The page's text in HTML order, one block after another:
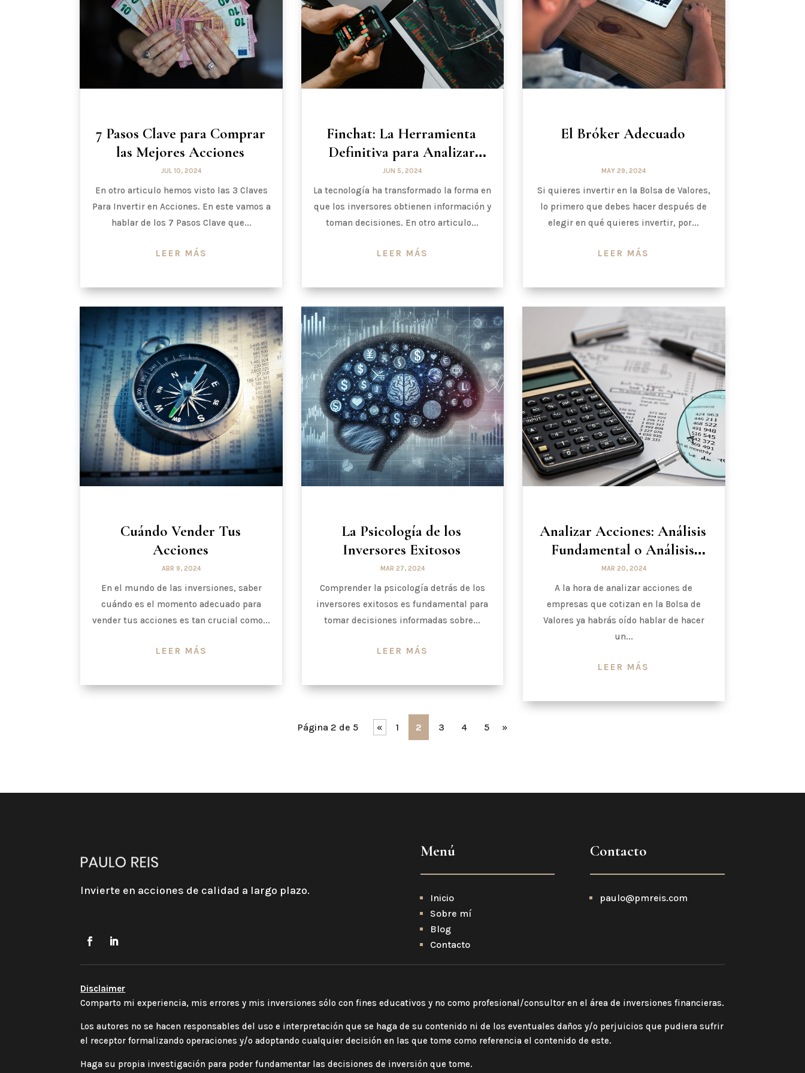
7 Pasos Clave para Comprar
las Mejores Acciones
JUL 10, 2024
En otro articulo hemos visto las 3 Claves
Para Invertir en Acciones. En este vamos a
hablar de los 7 Pasos Clave que...
LEER MÁS
Cuándo Vender Tus
Acciones
ABR 9, 2024
En el mundo de las inversiones, saber
cuándo es el momento adecuado para
vender tus acciones es tan crucial como...
LEER MÁS
Finchat: La Herramienta
Definitiva para Analizar
Acciones
JUN 5, 2024
La tecnología ha transformado la forma en
que los inversores obtienen información y
toman decisiones. En otro articulo...
LEER MÁS
La Psicología de los
Inversores Exitosos
MAR 27, 2024
Comprender la psicología detrás de los
inversores exitosos es fundamental para
tomar decisiones informadas sobre...
LEER MÁS
El Bróker Adecuado
MAY 29, 2024
Si quieres invertir en la Bolsa de Valores,
lo primero que debes hacer después de
elegir en qué quieres invertir, por...
LEER MÁS
Analizar Acciones: Análisis
Fundamental o Análisis
Técnico
MAR 20, 2024
A la hora de analizar acciones de
empresas que cotizan en la Bolsa de
Valores ya habrás oído hablar de hacer
un...
LEER MÁS
Página 2 de 5 « 1 2 3 4 5 »
Invierte en acciones de calidad a largo plazo.
Menú
Inicio
Sobre mí
Blog
Contacto
Contacto
paulo@pmreis.com
Disclaimer
Comparto mi experiencia, mis errores y mis inversiones sólo con fines educativos y no como profesional/consultor en el área de inversiones financieras.
Los autores no se hacen responsables del uso e interpretación que se haga de su contenido ni de los eventuales daños y/o perjuicios que pudiera sufrir
el receptor formalizando operaciones y/o adoptando cualquier decisión en las que tome como referencia el contenido de este.
Haga su propia investigación para poder fundamentar las decisiones de inversión que tome.